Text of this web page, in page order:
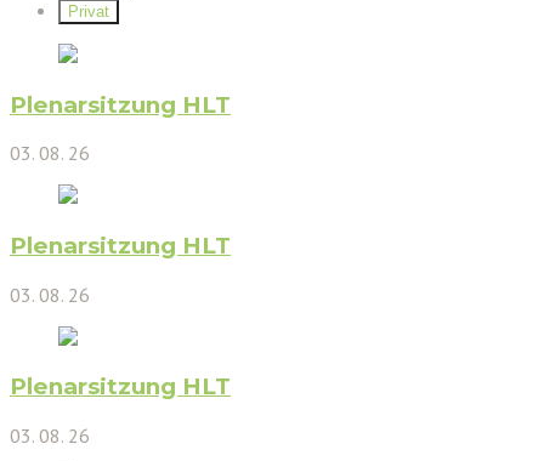
Privat
Plenarsitzung HLT
03. 08. 26
Plenarsitzung HLT
03. 08. 26
Plenarsitzung HLT
03. 08. 26